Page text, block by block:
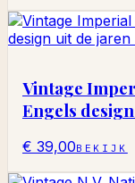
Vintage
Engels
€ 39,00BEKIJK